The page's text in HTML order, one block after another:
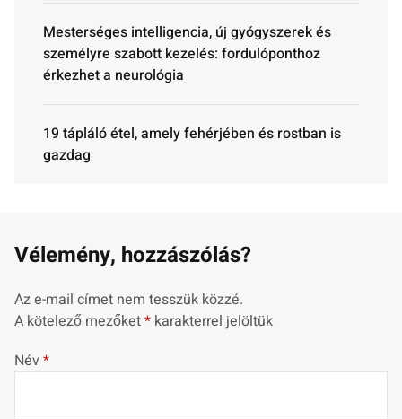
Mesterséges intelligencia, új gyógyszerek és
személyre szabott kezelés: fordulóponthoz
érkezhet a neurológia
19 tápláló étel, amely fehérjében és rostban is
gazdag
Vélemény, hozzászólás?
Az e-mail címet nem tesszük közzé.
A kötelező mezőket* karakterrel jelöltük
Név*